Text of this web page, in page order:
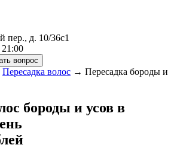
пер., д. 10/36с1
вопрос
Пересадка волос → Пересадка бороды и
бороды и усов в